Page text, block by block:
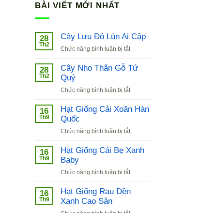
BÀI VIẾT MỚI NHẤT
28
Th2
Cây Lựu Đỏ Lùn Ai Cập
Chức năng bình luận bị tắtở
Lựu
Ai
28
Th2
Cây Nho Thân Gỗ Tứ
Quý
Chức năng bình luận bị tắtở
Nho
Tứ
16
Th9
Hạt Giống Cải Xoăn Hàn
Quốc
Chức năng bình luận bị tắtở
Giống
Hàn
16
Th9
Hạt Giống Cải Bẹ Xanh
Baby
Chức năng bình luận bị tắtở
Giống
16
Th9
Hạt Giống Rau Dền
Xanh Cao Sản